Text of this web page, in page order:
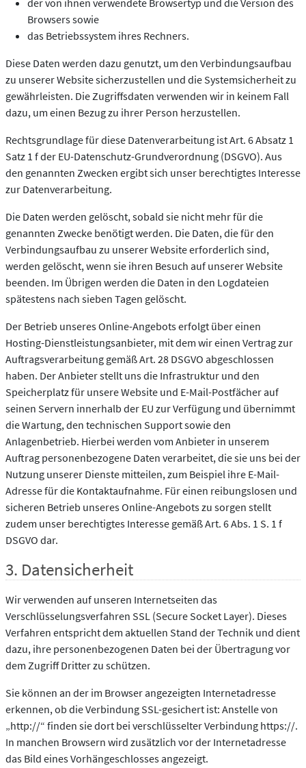
Browsers sowie
das Betriebssystem ihres Rechners.
Diese Daten werden dazu genutzt, um den Verbindungsaufbau
zu unserer Website sicherzustellen und die Systemsicherheit zu
gewährleisten. Die Zugriffsdaten verwenden wir in keinem Fall
dazu, um einen Bezug zu ihrer Person herzustellen.
Rechtsgrundlage für diese Datenverarbeitung ist Art. 6 Absatz 1
Satz 1 f der EU-Datenschutz-Grundverordnung (DSGVO). Aus
den genannten Zwecken ergibt sich unser berechtigtes Interesse
zur Datenverarbeitung.
Die Daten werden gelöscht, sobald sie nicht mehr für die
genannten Zwecke benötigt werden. Die Daten, die für den
Verbindungsaufbau zu unserer Website erforderlich sind,
werden gelöscht, wenn sie ihren Besuch auf unserer Website
beenden. Im Übrigen werden die Daten in den Logdateien
spätestens nach sieben Tagen gelöscht.
Der Betrieb unseres Online-Angebots erfolgt über einen
Hosting-Dienstleistungsanbieter, mit dem wir einen Vertrag zur
Auftragsverarbeitung gemäß Art. 28 DSGVO abgeschlossen
haben. Der Anbieter stellt uns die Infrastruktur und den
Speicherplatz für unsere Website und E-Mail-Postfächer auf
seinen Servern innerhalb der EU zur Verfügung und übernimmt
die Wartung, den technischen Support sowie den
Anlagenbetrieb. Hierbei werden vom Anbieter in unserem
Auftrag personenbezogene Daten verarbeitet, die sie uns bei der
Nutzung unserer Dienste mitteilen, zum Beispiel ihre E-Mail-
Adresse für die Kontaktaufnahme. Für einen reibungslosen und
sicheren Betrieb unseres Online-Angebots zu sorgen stellt
zudem unser berechtigtes Interesse gemäß Art. 6 Abs. 1 S. 1 f
DSGVO dar.
3. Datensicherheit
Wir verwenden auf unseren Internetseiten das
Verschlüsselungsverfahren SSL (Secure Socket Layer). Dieses
Verfahren entspricht dem aktuellen Stand der Technik und dient
dazu, ihre personenbezogenen Daten bei der Übertragung vor
dem Zugriff Dritter zu schützen.
Sie können an der im Browser angezeigten Internetadresse
erkennen, ob die Verbindung SSL-gesichert ist: Anstelle von
„http://“ finden sie dort bei verschlüsselter Verbindung https://.
In manchen Browsern wird zusätzlich vor der Internetadresse
das Bild eines Vorhängeschlosses angezeigt.